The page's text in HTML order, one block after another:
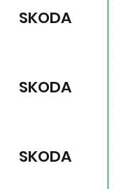
SKODA
SKODA
SKODA